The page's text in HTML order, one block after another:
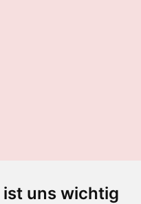
uns wichtig